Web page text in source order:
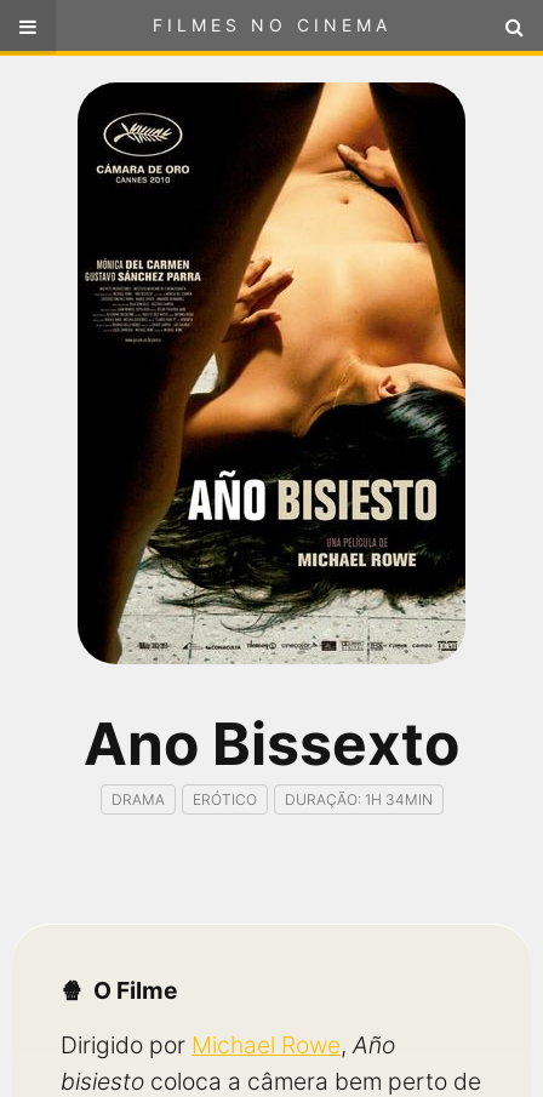
FILMES NO CINEMA
ou selecione sua localização
Ano Bissexto
DRAMA ERÓTICO DURAÇÃO: 1H 34MIN
O Filme
Dirigido por Michael Rowe,Año
bisiesto coloca a câmera bem perto de
FILMES NO CINEMA
SELECIONE SUA LOCALIZAÇÃO
FILMES EM CARTAZ
PRÓXIMOS LANÇAMENTOS
GÊNEROS
PÁGINA INICIAL
FilmesNoCinema.com.br
é o maior localizador de filmes e
sessões de cinema no Brasil. Através dele, você pode
encontrar os filmes no cinema mais próximos a você ou a
qualquer cidade em território brasileiro. Você pode também
acessar informações sobre cinemas, horários, assistir aos
trailers e muito mais.